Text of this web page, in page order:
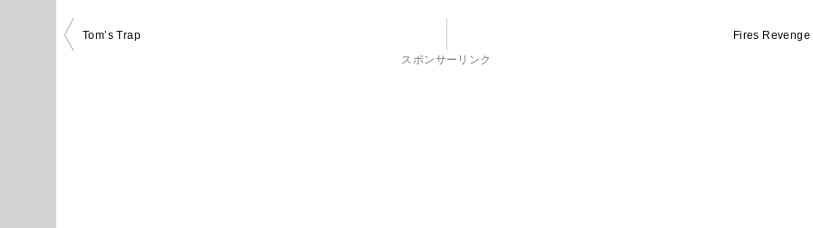
投
Tom’s Trap
Fires Revenge
スポンサーリンク